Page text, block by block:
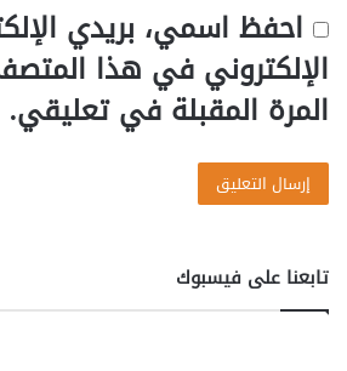
احفظ اسمي، بريدي
الإلكتروني في هذا
المرة المقبلة في تعليقي.
تابعنا على فيسبوك